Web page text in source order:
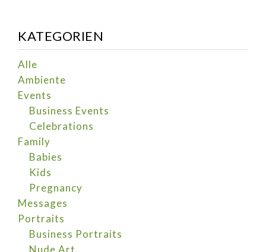
KATEGORIEN
Alle
Ambiente
Events
Business Events
Celebrations
Family
Babies
Kids
Pregnancy
Messages
Portraits
Business Portraits
Nude Art